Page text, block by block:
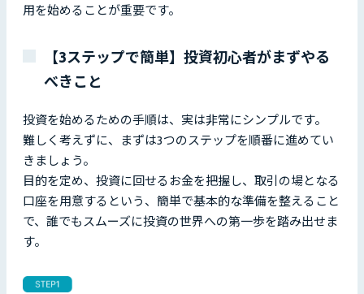
用を始めることが重要です。
【3ステップで簡単】投資初心者がまずやる
べきこと
投資を始めるための手順は、実は非常にシンプルです。
難しく考えずに、まずは3つのステップを順番に進めてい
きましょう。
目的を定め、投資に回せるお金を把握し、取引の場となる
口座を用意するという、簡単で基本的な準備を整えること
で、誰でもスムーズに投資の世界への第一歩を踏み出せま
す。